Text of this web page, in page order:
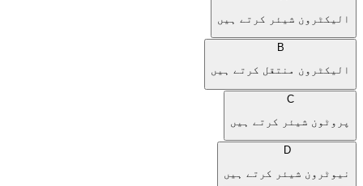
الیکٹرون شیئر کرتے ہیں
B
الیکٹرون منتقل کرتے ہیں
C
پروٹون شیئر کرتے ہیں
D
نیوٹرون شیئر کرتے ہیں